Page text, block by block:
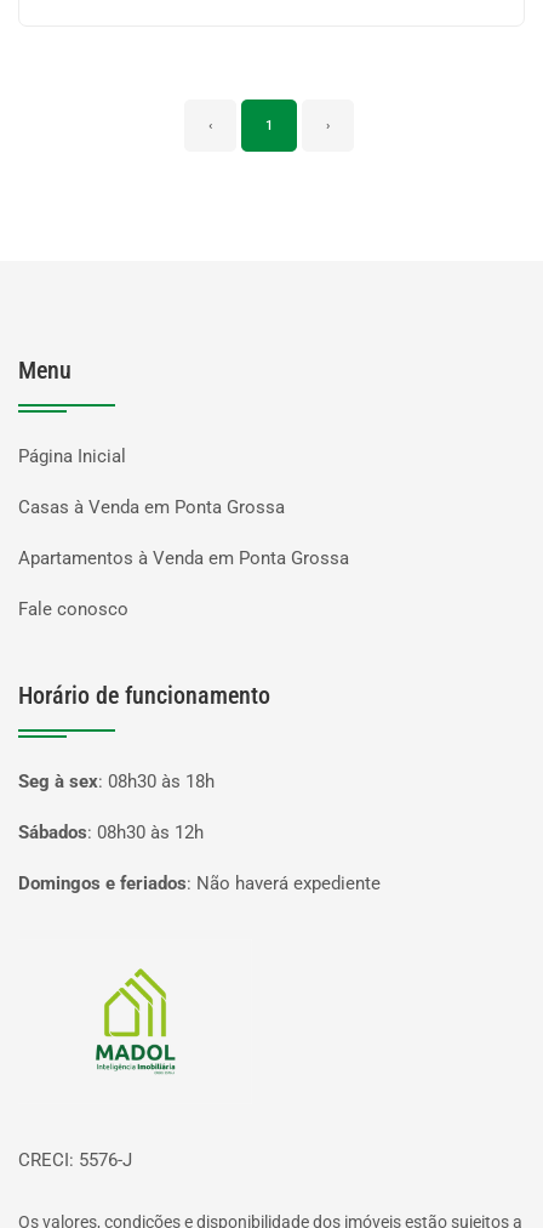
‹ 1 ›
Menu
Página Inicial
Casas à Venda em Ponta Grossa
Apartamentos à Venda em Ponta Grossa
Fale conosco
Horário de funcionamento
Seg à sex: 08h30 às 18h
Sábados: 08h30 às 12h
Domingos e feriados: Não haverá expediente
CRECI: 5576-J
Os valores, condições e disponibilidade dos imóveis estão sujeitos a